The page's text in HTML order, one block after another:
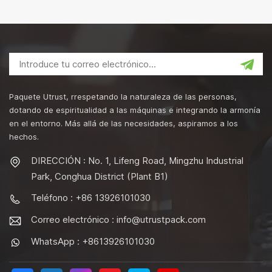
Paquete Utrust, rrespetando la naturaleza de las personas,
dotando de espiritualidad a las máquinas e integrando la armonía
en el entorno. Más allá de las necesidades, aspiramos a los
hechos.
DIRECCIÓN : No. 1, Lifeng Road, Mingzhu Industrial
Park, Conghua District (Plant B1)
Teléfono : +86 13926101030
Correo electrónico : info@utrustpack.com
WhatsApp : +8613926101030